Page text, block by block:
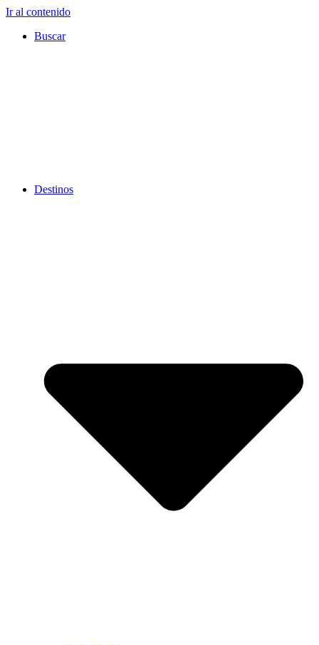
Ir al contenido
Buscar
Destinos